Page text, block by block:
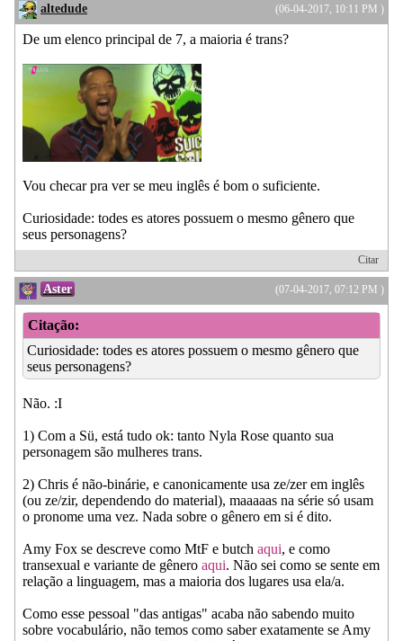
(06-04-2017, 10:11 PM )
altedude
De um elenco principal de 7, a maioria é trans?
Vou checar pra ver se meu inglês é bom o suficiente.
Curiosidade: todes es atores possuem o mesmo gênero que
seus personagens?
Citar
(07-04-2017, 07:12 PM )
Aster
Citação:
Curiosidade: todes es atores possuem o mesmo gênero que
seus personagens?
Não. :I
1) Com a Sü, está tudo ok: tanto Nyla Rose quanto sua
personagem são mulheres trans.
2) Chris é não-binárie, e canonicamente usa ze/zer em inglês
(ou ze/zir, dependendo do material), maaaaas na série só usam
o pronome uma vez. Nada sobre o gênero em si é dito.
Amy Fox se descreve como MtF e butch aqui, e como
transexual e variante de gênero aqui. Não sei como se sente em
relação a linguagem, mas a maioria dos lugares usa ela/a.
Como esse pessoal "das antigas" acaba não sabendo muito
sobre vocabulário, não temos como saber exatamente se Amy